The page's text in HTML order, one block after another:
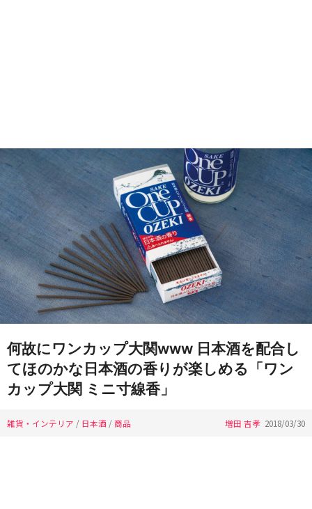
何故にワンカップ大関www 日本酒を配合し
てほのかな日本酒の香りが楽しめる「ワン
カップ大関 ミニ寸線香」
雑貨・インテリア / 日本酒 /商品 増田 吉孝 2018/03/30